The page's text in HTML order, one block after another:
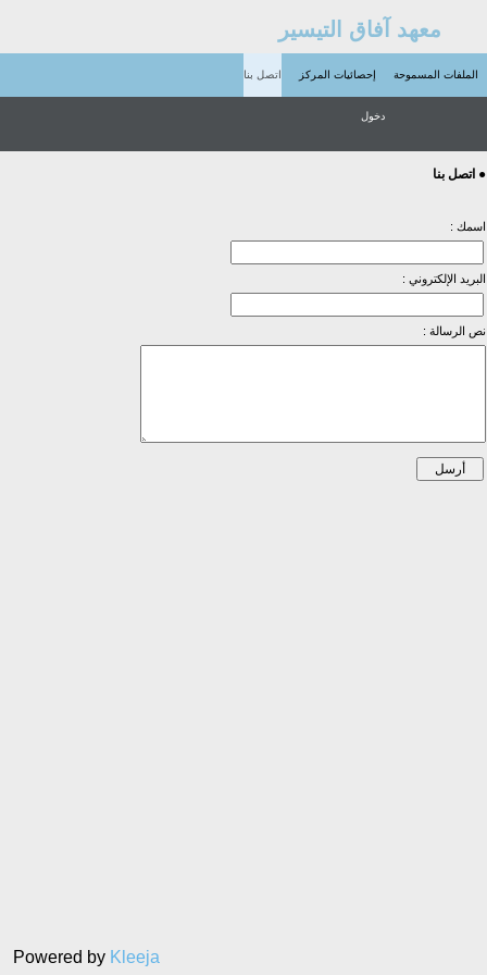
Powered by Kleeja
معهد آفاق التيسير
الملفات المسموحة إحصائيات المركز اتصل بنا
دخول
● اتصل بنا
اسمك :
البريد الإلكتروني :
نص الرسالة :